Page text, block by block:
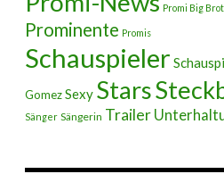
Promi Big
Prominente Promis
Schauspieler
GomezSexy Stars
Sänger Sängerin Trailer